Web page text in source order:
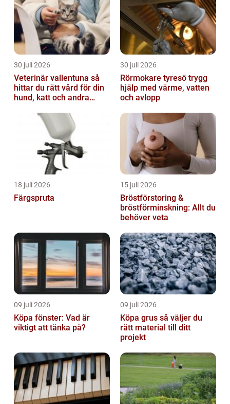
30 juli 2026
Veterinär vallentuna så
hittar du rätt vård för din
hund, katt och andra
30 juli 2026
Rörmokare tyresö trygg
hjälp med värme, vatten
och avlopp
18 juli 2026
Färgspruta
15 juli 2026
Bröstförstoring &
bröstförminskning: Allt du
behöver veta
09 juli 2026
Köpa fönster: Vad är
viktigt att tänka på?
09 juli 2026
Köpa grus så väljer du
rätt material till ditt
projekt